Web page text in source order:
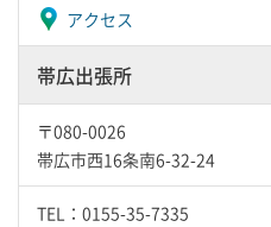
アクセス
帯広出張所
〒080-0026
帯広市西16条南6-32-24
TEL：0155-35-7335